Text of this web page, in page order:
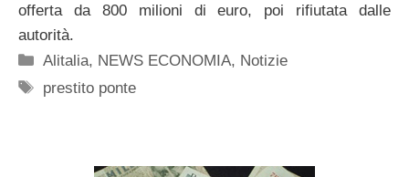
offerta da 800 milioni di euro, poi rifiutata dalle
autorità.
Categorie
Alitalia, NEWS ECONOMIA, Notizie
Tag
prestito ponte